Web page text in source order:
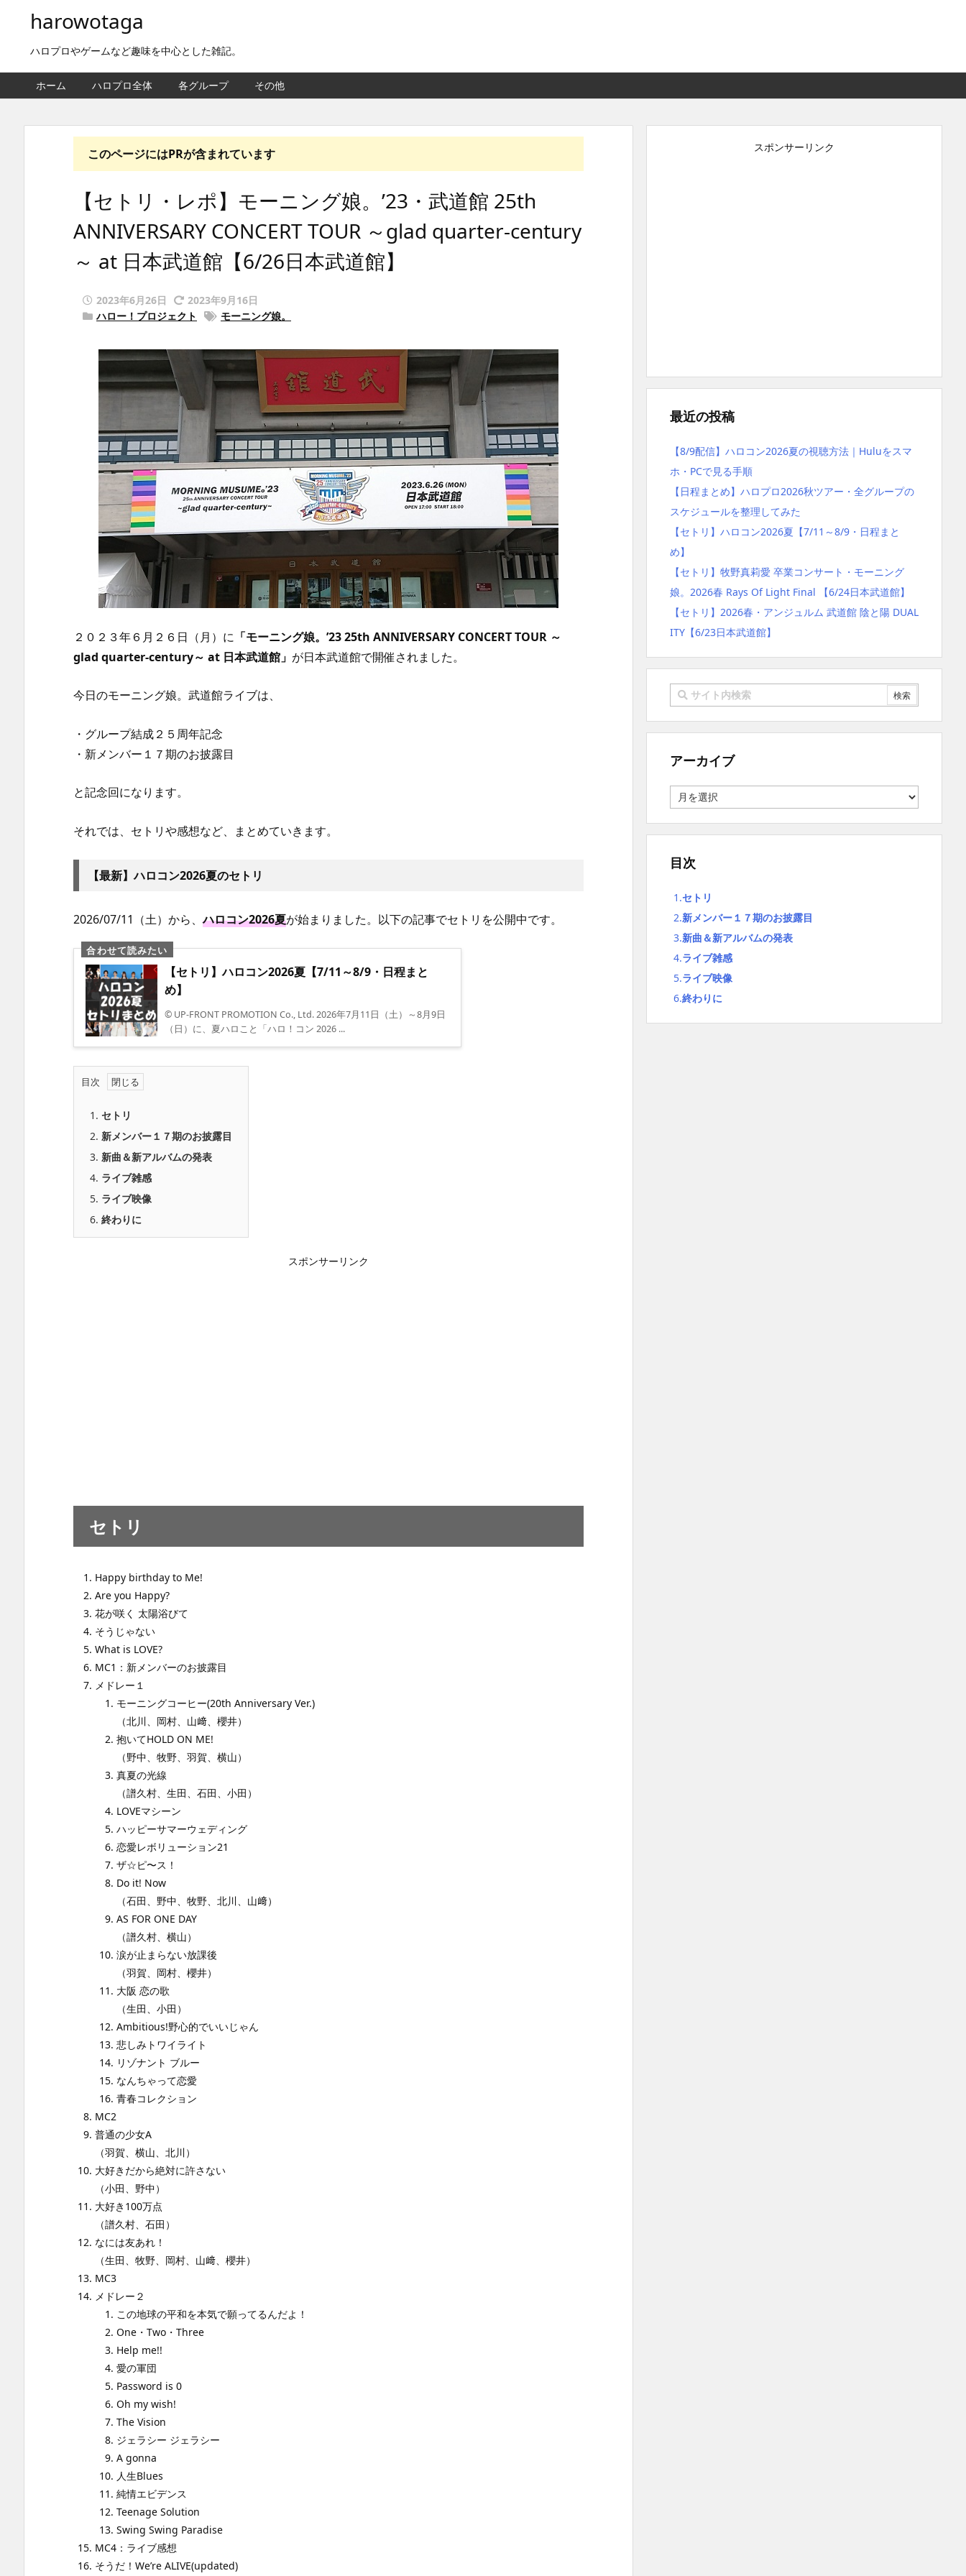
harowotaga
ハロプロやゲームなど趣味を中心とした雑記。
ホーム ハロプロ全体 各グループ その他
このページにはPRが含まれています
【セトリ・レポ】モーニング娘。’23・武道館 25th
ANNIVERSARY CONCERT TOUR ～glad quarter-century
～ at 日本武道館【6/26日本武道館】
2023年6月26日
2023年9月16日
ハロー！プロジェクト
モーニング娘。
２０２３年６月２６日（月）に 「モーニング娘。’23 25th ANNIVERSARY CONCERT TOUR ～
glad quarter-century～ at 日本武道館」 が日本武道館で開催されました。
今日のモーニング娘。武道館ライブは、
・グループ結成２５周年記念
・新メンバー１７期のお披露目
と記念回になります。
それでは、セトリや感想など、まとめていきます。
【最新】ハロコン2026夏のセトリ
2026/07/11（土）から、ハロコン2026夏が始まりました。以下の記事でセトリを公開中です。
【セトリ】ハロコン2026夏【7/11～8/9・日程まと
め】
© UP-FRONT PROMOTION Co., Ltd. 2026年7月11日（土）～8月9日
（日）に、夏ハロこと「ハロ！コン 2026 ...
目次
1. セトリ
2. 新メンバー１７期のお披露目
3. 新曲＆新アルバムの発表
4. ライブ雑感
5. ライブ映像
6. 終わりに
スポンサーリンク
セトリ
Happy birthday to Me!
Are you Happy?
花が咲く 太陽浴びて
そうじゃない
What is LOVE?
MC1：新メンバーのお披露目
メドレー１
モーニングコーヒー(20th Anniversary Ver.)
（北川、岡村、山﨑、櫻井）
抱いてHOLD ON ME!
（野中、牧野、羽賀、横山）
真夏の光線
（譜久村、生田、石田、小田）
LOVEマシーン
ハッピーサマーウェディング
恋愛レボリューション21
ザ☆ピ〜ス！
Do it! Now
（石田、野中、牧野、北川、山﨑）
AS FOR ONE DAY
（譜久村、横山）
涙が止まらない放課後
（羽賀、岡村、櫻井）
大阪 恋の歌
（生田、小田）
Ambitious!野心的でいいじゃん
悲しみトワイライト
リゾナント ブルー
なんちゃって恋愛
青春コレクション
MC2
普通の少女A
（羽賀、横山、北川）
大好きだから絶対に許さない
（小田、野中）
大好き100万点
（譜久村、石田）
なには友あれ！
（生田、牧野、岡村、山﨑、櫻井）
MC3
メドレー２
この地球の平和を本気で願ってるんだよ！
One・Two・Three
Help me!!
愛の軍団
Password is 0
Oh my wish!
The Vision
ジェラシー ジェラシー
A gonna
人生Blues
純情エビデンス
Teenage Solution
Swing Swing Paradise
MC4：ライブ感想
そうだ！We’re ALIVE(updated)
スポンサーリンク
最近の投稿
【8/9配信】ハロコン2026夏の視聴方法｜Huluをスマ
ホ・PCで見る手順
【日程まとめ】ハロプロ2026秋ツアー・全グループの
スケジュールを整理してみた
【セトリ】ハロコン2026夏【7/11～8/9・日程まと
め】
【セトリ】牧野真莉愛 卒業コンサート・モーニング
娘。2026春 Rays Of Light Final 【6/24日本武道館】
【セトリ】2026春・アンジュルム 武道館 陰と陽 DUAL
ITY【6/23日本武道館】
アーカイブ
ー
カ
イ
目次
1.セトリ
2.新メンバー１７期のお披露目
3.新曲＆新アルバムの発表
4.ライブ雑感
5.ライブ映像
6.終わりに